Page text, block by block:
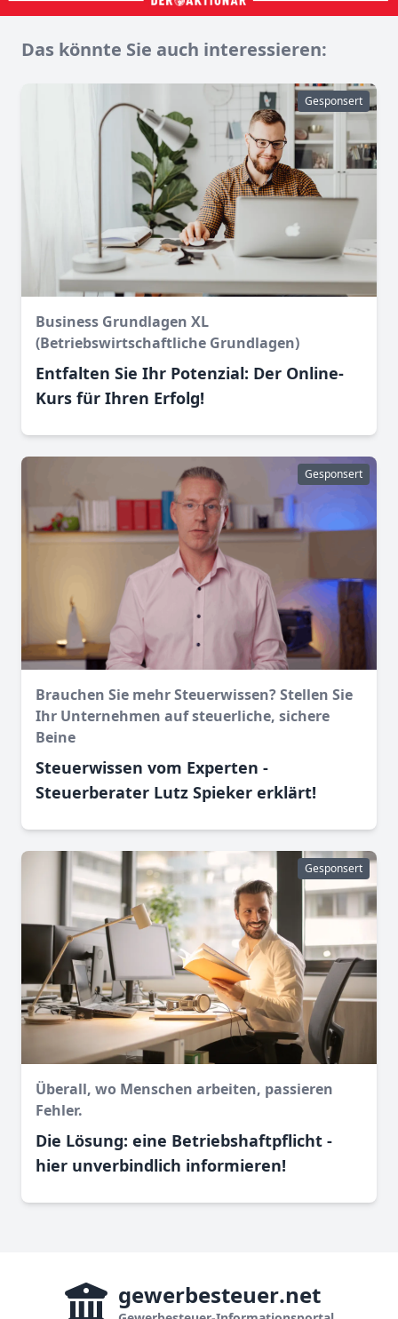
Das könnte Sie auch interessieren:
Gesponsert
Business Grundlagen XL
(Betriebswirtschaftliche Grundlagen)
Entfalten Sie Ihr Potenzial: Der Online-
Kurs für Ihren Erfolg!
Gesponsert
Brauchen Sie mehr Steuerwissen? Stellen Sie
Ihr Unternehmen auf steuerliche, sichere
Beine
Steuerwissen vom Experten -
Steuerberater Lutz Spieker erklärt!
Gesponsert
Überall, wo Menschen arbeiten, passieren
Fehler.
Die Lösung: eine Betriebshaftpflicht -
hier unverbindlich informieren!
gewerbesteuer.net